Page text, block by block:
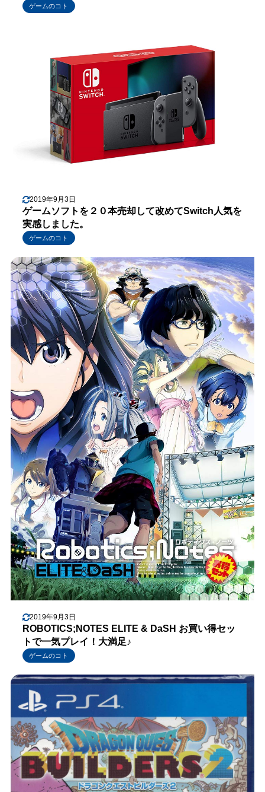
ゲームのコト
2019年9月3日
ゲームソフトを２０本売却して改めてSwitch人気を
実感しました。
ゲームのコト
2019年9月3日
ROBOTICS;NOTES ELITE & DaSH お買い得セッ
トで一気プレイ！大満足♪
ゲームのコト